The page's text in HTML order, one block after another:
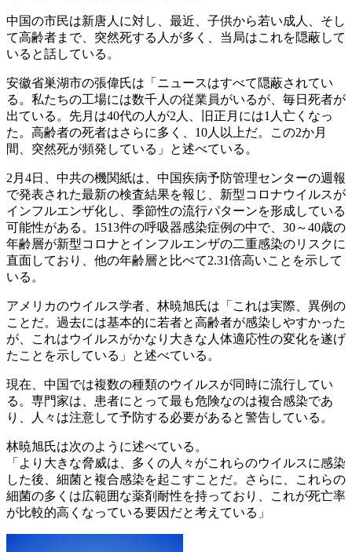
中国の市民は新唐人に対し、最近、子供から若い成人、そし
て高齢者まで、突然死する人が多く、当局はこれを隠蔽して
いると話している。
安徽省巣湖市の張偉氏は「ニュースはすべて隠蔽されてい
る。私たちの工場には数千人の従業員がいるが、毎日死者が
出ている。先月は40代の人が2人、旧正月には1人亡くなっ
た。高齢者の死者はさらに多く、10人以上だ。この2か月
間、突然死が頻発している」と述べている。
2月4日、中共の機関紙は、中国疾病予防管理センターの週報
で発表された最新の検査結果を報じ、新型コロナウイルスが
インフルエンザ化し、季節性の流行パターンを形成している
可能性がある。1513件の呼吸器感染症例の中で、30～40歳の
年齢層が新型コロナとインフルエンザの二重感染のリスクに
直面しており、他の年齢層と比べて2.31倍高いことを示して
いる。
アメリカのウイルス学者、林暁旭氏は「これは実際、異例の
ことだ。過去には基本的に若者と高齢者が感染しやすかった
が、これはウイルスがかなり大きな人体適応性の変化を遂げ
たことを示している」と述べている。
現在、中国では複数の種類のウイルスが同時に流行してい
る。専門家は、患者にとって最も危険なのは複合感染であ
り、人々は注意して予防する必要があると警告している。
林暁旭氏は次のように述べている。
「より大きな脅威は、多くの人々がこれらのウイルスに感染
した後、細菌と複合感染を起こすことだ。さらに、これらの
細菌の多くは広範囲な薬剤耐性を持っており、これが死亡率
が比較的高くなっている要因だと考えている」